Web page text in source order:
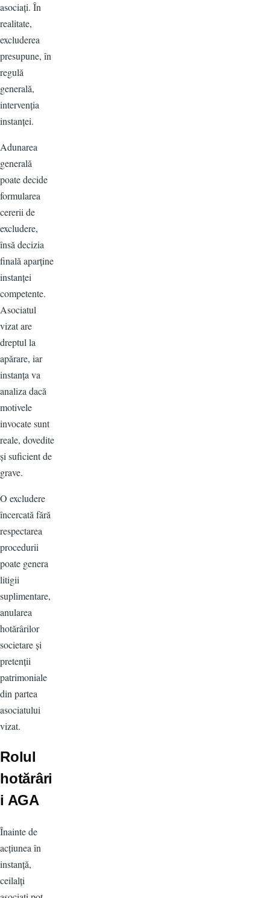
asociați. În
realitate,
excluderea
presupune, în
regulă
generală,
intervenția
instanței.
Adunarea
generală
poate decide
formularea
cererii de
excludere,
însă decizia
finală aparține
instanței
competente.
Asociatul
vizat are
dreptul la
apărare, iar
instanța va
analiza dacă
motivele
invocate sunt
reale, dovedite
și suficient de
grave.
O excludere
încercată fără
respectarea
procedurii
poate genera
litigii
suplimentare,
anularea
hotărârilor
societare și
pretenții
patrimoniale
din partea
asociatului
vizat.
Rolul
hotărâri
i AGA
Înainte de
acțiunea în
instanță,
ceilalți